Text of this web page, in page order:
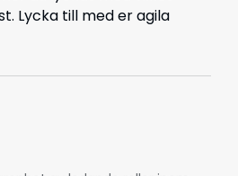
Lycka till med er agila